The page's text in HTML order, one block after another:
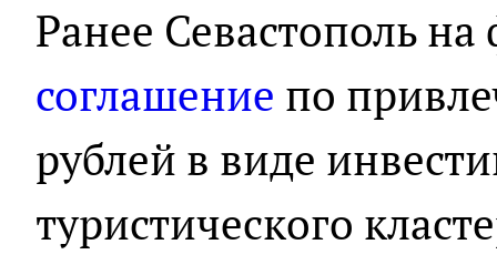
Ранее Севастополь
соглашение по
рублей в виде
туристического